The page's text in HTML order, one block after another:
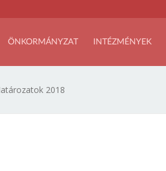
ÖNKORMÁNYZAT INTÉZMÉNYEK
2018